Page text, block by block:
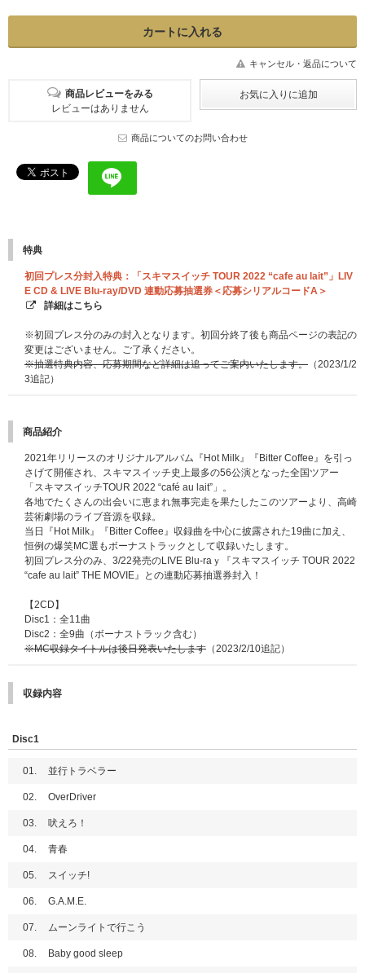
キャンセル・返品について
商品レビューをみる
レビューはありません
商品についてのお問い合わせ
特典
初回プレス分封入特典：「スキマスイッチ TOUR 2022 “cafe au lait”」LIV
E CD & LIVE Blu-ray/DVD 連動応募抽選券＜応募シリアルコードA＞
詳細はこちら
※初回プレス分のみの封入となります。初回分終了後も商品ページの表記の
変更はございません。ご了承ください。
※抽選特典内容、応募期間など詳細は追ってご案内いたします。 （2023/1/2
3追記）
商品紹介
2021年リリースのオリジナルアルバム『Hot Milk』『Bitter Coffee』を引っ
さげて開催され、スキマスイッチ史上最多の56公演となった全国ツアー
「スキマスイッチTOUR 2022 “café au lait”」。
各地でたくさんの出会いに恵まれ無事完走を果たしたこのツアーより、高崎
芸術劇場のライブ音源を収録。
当日『Hot Milk』『Bitter Coffee』収録曲を中心に披露された19曲に加え、
恒例の爆笑MC選もボーナストラックとして収録いたします。
初回プレス分のみ、3/22発売のLIVE Blu-raｙ『スキマスイッチ TOUR 2022
“cafe au lait” THE MOVIE』との連動応募抽選券封入！
【2CD】
Disc1：全11曲
Disc2：全9曲（ボーナストラック含む）
※MC収録タイトルは後日発表いたします （2023/2/10追記）
収録内容
Disc1
01. 並行トラベラー
02. OverDriver
03. 吠えろ！
04. 青春
05. スイッチ!
06. G.A.M.E.
07. ムーンライトで行こう
08. Baby good sleep